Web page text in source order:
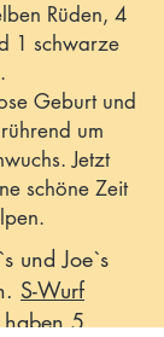
Rüden, 4
1 schwarze
Geburt und
um
Jetzt
schöne Zeit
und Joe`s
S-Wurf
5